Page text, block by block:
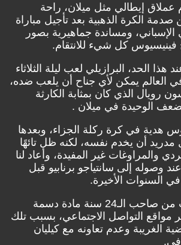
عملاق إيطالي مثل ميلان، راحة
صدمة الكرة الذهبية بعد تأجيل مباراة
الإسباني، ومساندة جماهيرية بصور
فينيسيوس كل شيء للانتقام.
هذا الحد، البرازيلي لعب ليلة الثلاثاء
العالم يمكن لأي جناح أن يلعب ضده،
رويال الذي كان بمثابة الكارثة
الوحيدة في ميلان .
هدية في كرة ركلة الجزاء، وبعدها
أن يخدم نفسه، لكنه ظل تائهًا
والمراوغات غير المفيدة، وأعاد لنا
وصوله إلى سانتياجو برنابيو قبل
السنوات الأخيرة.
مباراة الليلة جعلت من صاحب الـ24 سنة مادة دسمة
مواقع التواصل الاجتماعي، بسبب تلك
الغريبة وعدم تعاونه مع كيليان